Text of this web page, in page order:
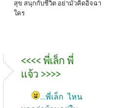
สุข สนุกกับชีวิต อย่ามัวคิดอิจฉา
ใคร
<<<< พี่เล็ก พี่
แจ้ว >>>>
...พี่เล็ก ไหน